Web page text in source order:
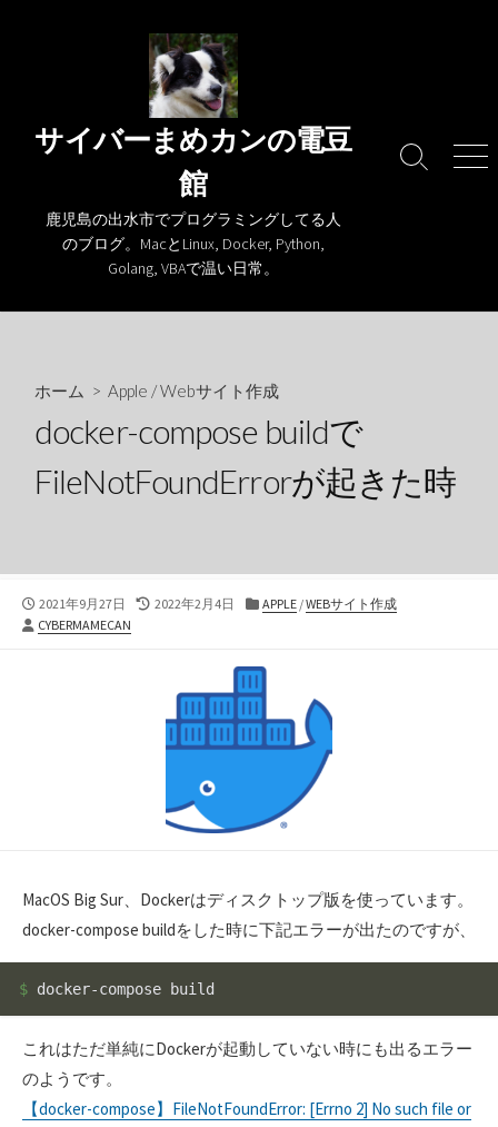
サイバーまめカンの電豆
館
鹿児島の出水市でプログラミングしてる人
のブログ。MacとLinux, Docker, Python,
Golang, VBAで温い日常。
検
メ
ホーム > Apple /Webサイト作成
docker-compose buildで
FileNotFoundErrorが起きた時
公
開
2021年9月27日
最
2022年2月4日
カ
リ
APPLE /WEBサイト作成
投
CYBERMAMECAN
MacOS Big Sur、Dockerはディスクトップ版を使っています。
docker-compose buildをした時に下記エラーが出たのですが、
$
これはただ単純にDockerが起動していない時にも出るエラー
のようです。
【docker-compose】FileNotFoundError: [Errno 2] No such file or